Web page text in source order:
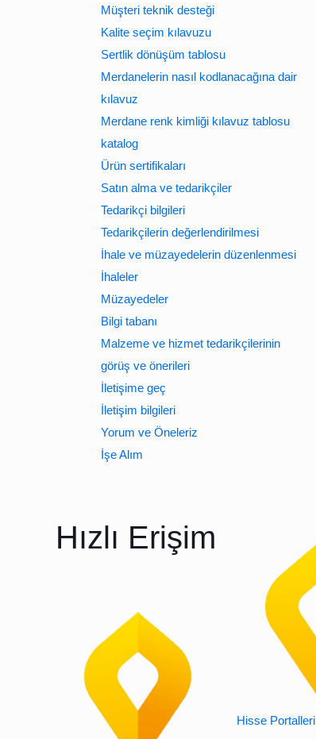
Müşteri teknik desteği
Kalite seçim kılavuzu
Sertlik dönüşüm tablosu
Merdanelerin nasıl kodlanacağına dair
kılavuz
Merdane renk kimliği kılavuz tablosu
katalog
Ürün sertifikaları
Satın alma ve tedarikçiler
Tedarikçi bilgileri
Tedarikçilerin değerlendirilmesi
İhale ve müzayedelerin düzenlenmesi
İhaleler
Müzayedeler
Bilgi tabanı
Malzeme ve hizmet tedarikçilerinin
görüş ve önerileri
İletişime geç
İletişim bilgileri
Yorum ve Öneleriz
İşe Alım
Hızlı Erişim
Hisse Portalleri